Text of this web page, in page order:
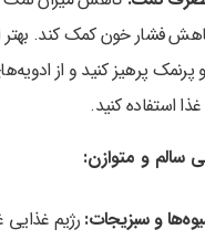
فشار خون کمک کند.
پرهیز کنید و از
استفاده کنید.
سالم و متوازن:
و سبزیجات:رژیم غذایی